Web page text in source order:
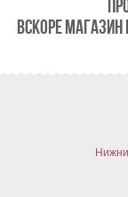
ВСКОРЕ